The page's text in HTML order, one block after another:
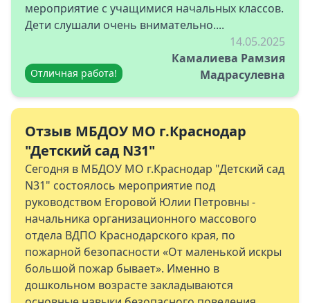
мероприятие с учащимися начальных классов.
Дети слушали очень внимательно....
Отличная работа!
14.05.2025
Камалиева Рамзия
Мадрасулевна
Отзыв МБДОУ МО г.Краснодар
"Детский сад N31"
Сегодня в МБДОУ МО г.Краснодар "Детский сад
N31" состоялось мероприятие под
руководством Егоровой Юлии Петровны -
начальника организационного массового
отдела ВДПО Краснодарского края, по
пожарной безопасности «От маленькой искры
большой пожар бывает». Именно в
дошкольном возрасте закладываются